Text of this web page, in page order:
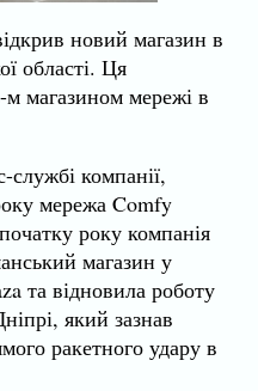
новий магазин в
області. Ця
м магазином мережі в
компанії,
мережа Comfy
року компанія
магазин у
та відновила роботу
який зазнав
ракетного удару в